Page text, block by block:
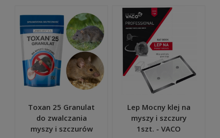
Toxan 25 Granulat
do zwalczania
myszy i szczurów
Lep Mocny klej na
myszy i szczury
1szt. - VACO